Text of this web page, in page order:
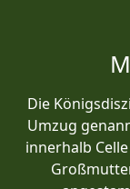
Die
Umzug
innerhalb